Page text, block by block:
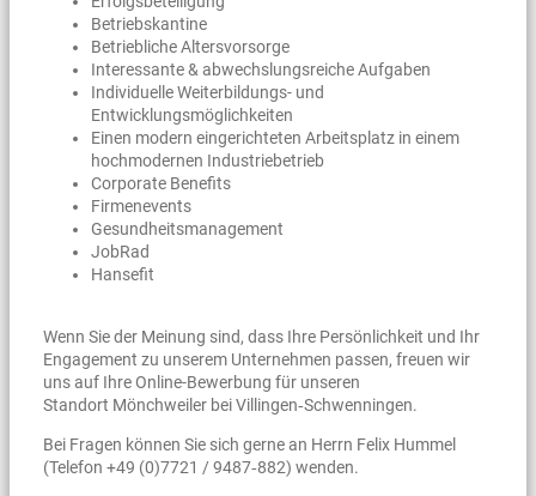
Betriebskantine
Betriebliche Altersvorsorge
Interessante & abwechslungsreiche Aufgaben
Individuelle Weiterbildungs- und
Entwicklungsmöglichkeiten
Einen modern eingerichteten Arbeitsplatz in einem
hochmodernen Industriebetrieb
Corporate Benefits
Firmenevents
Gesundheitsmanagement
JobRad
Hansefit
Wenn Sie der Meinung sind, dass Ihre Persönlichkeit und Ihr
Engagement zu unserem Unternehmen passen, freuen wir
uns auf Ihre Online-Bewerbung für unseren
Standort Mönchweiler bei Villingen‑Schwenningen.
Bei Fragen können Sie sich gerne an Herrn Felix Hummel
(Telefon +49 (0)7721 / 9487‑882) wenden.